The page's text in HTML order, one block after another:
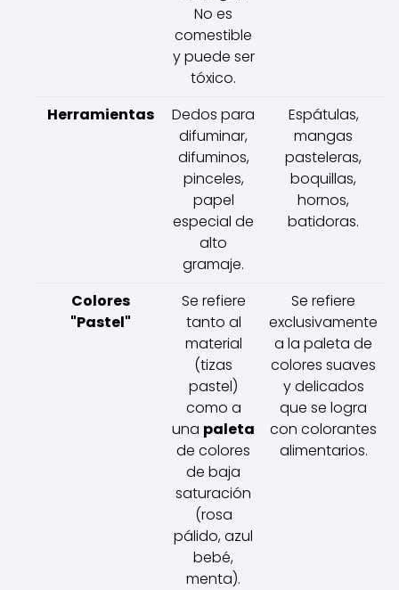
No es
comestible
y puede ser
tóxico.
Herramientas
Dedos para
difuminar,
difuminos,
pinceles,
papel
especial de
alto
gramaje.
Espátulas,
mangas
pasteleras,
boquillas,
hornos,
batidoras.
Colores
"Pastel"
Se refiere
tanto al
material
(tizas
pastel)
como a
una paleta
de colores
de baja
saturación
(rosa
pálido, azul
bebé,
menta).
Se refiere
exclusivamente
a la paleta de
colores suaves
y delicados
que se logra
con colorantes
alimentarios.